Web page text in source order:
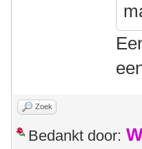
Zoek
Bedankt door: